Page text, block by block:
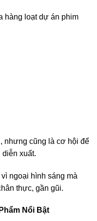
hàng loạt dự án phim
nhưng cũng là cơ hội để
diễn xuất.
ngoại hình sáng mà
thực, gần gũi.
Nổi Bật